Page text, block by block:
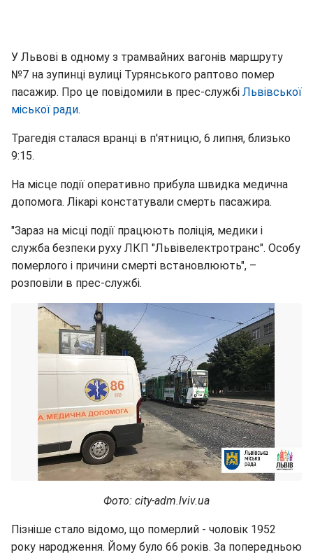
У Львові в одному з трамвайних вагонів маршруту
№7 на зупинці вулиці Турянського раптово помер
пасажир. Про це повідомили в прес-службі Львівської
міської ради.
Трагедія сталася вранці в п'ятницю, 6 липня, близько
9:15.
На місце події оперативно прибула швидка медична
допомога. Лікарі констатували смерть пасажира.
"Зараз на місці події працюють поліція, медики і
служба безпеки руху ЛКП "Львівелектротранс". Особу
померлого і причини смерті встановлюють", –
розповіли в прес-службі.
Фото: city-adm.lviv.ua
Пізніше стало відомо, що померлий - чоловік 1952
року народження. Йому було 66 років. За попередньою